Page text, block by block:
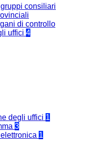
consiliari
di controllo
uffici 4
degli uffici 1
3
1